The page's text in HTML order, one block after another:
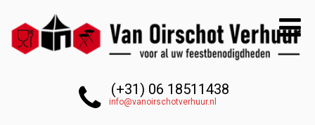
(+31) 06 18511438
info@vanoirschotverhuur.nl